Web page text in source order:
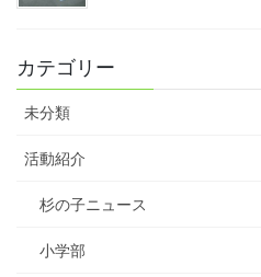
カテゴリー
未分類
活動紹介
杉の子ニュース
小学部